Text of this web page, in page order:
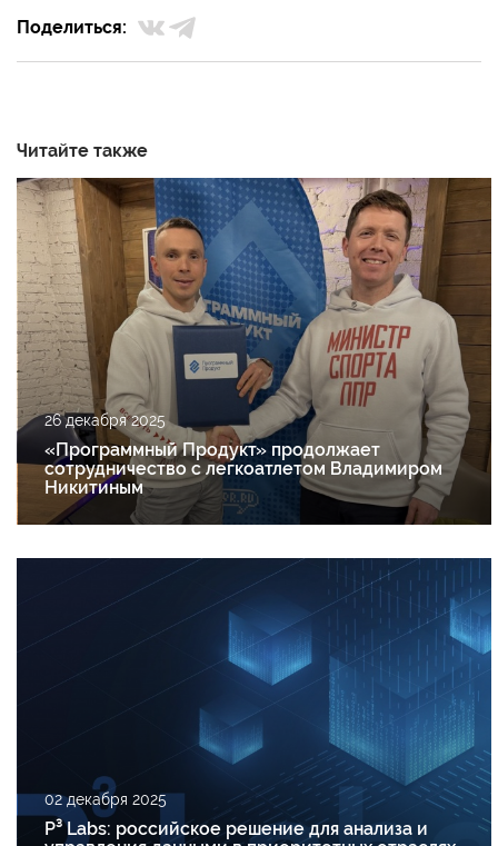
Поделиться:
Читайте также
26 декабря 2025
«Программный Продукт» продолжает
сотрудничество с легкоатлетом Владимиром
Никитиным
02 декабря 2025
P³ Labs: российское решение для анализа и